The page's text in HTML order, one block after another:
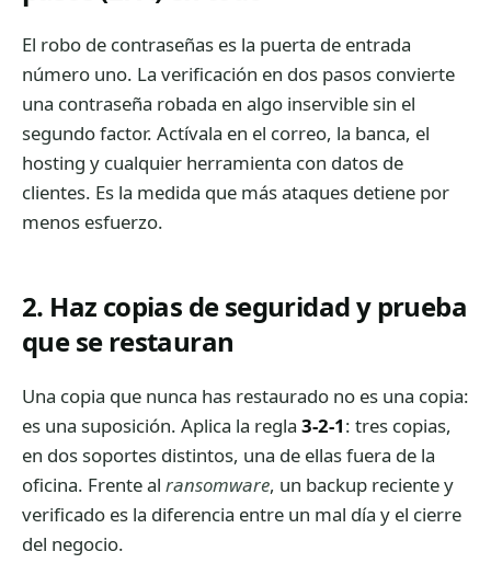
El robo de contraseñas es la puerta de entrada
número uno. La verificación en dos pasos convierte
una contraseña robada en algo inservible sin el
segundo factor. Actívala en el correo, la banca, el
hosting y cualquier herramienta con datos de
clientes. Es la medida que más ataques detiene por
menos esfuerzo.
2. Haz copias de seguridad y prueba
que se restauran
Una copia que nunca has restaurado no es una copia:
es una suposición. Aplica la regla 3-2-1: tres copias,
en dos soportes distintos, una de ellas fuera de la
oficina. Frente al ransomware, un backup reciente y
verificado es la diferencia entre un mal día y el cierre
del negocio.